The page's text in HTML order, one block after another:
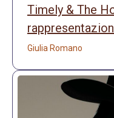
Timely & The
Giulia Romano